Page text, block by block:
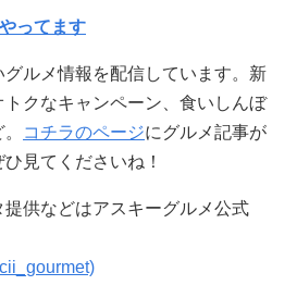
ってます
ルメ情報を配信しています。新
クなキャンペーン、食いしんぼ
コチラのページにグルメ記事が
見てくださいね！
供などはアスキーグルメ公式